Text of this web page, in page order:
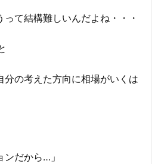
て結構難しいんだよね・・・
分の考えた方向に相場がいくは
ンだから…」